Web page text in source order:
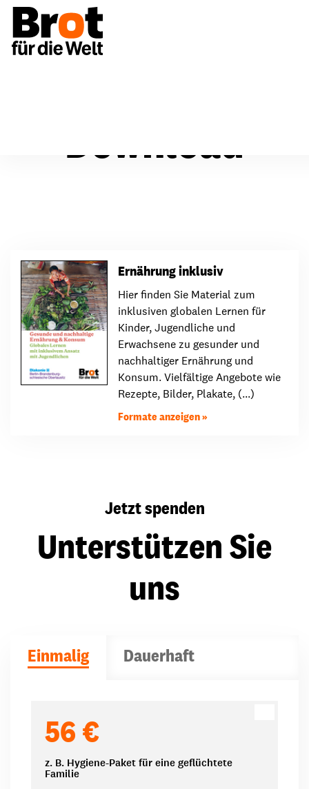
Download
Ernährung inklusiv
Hier finden Sie Material zum
inklusiven globalen Lernen für
Kinder, Jugendliche und
Erwachsene zu gesunder und
nachhaltiger Ernährung und
Konsum. Vielfältige Angebote wie
Rezepte, Bilder, Plakate, (...)
Formate anzeigen
Jetzt spenden
Unterstützen Sie
uns
Einmalig Dauerhaft
56 €
z. B. Hygiene-Paket für eine geflüchtete
Familie